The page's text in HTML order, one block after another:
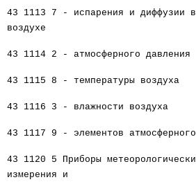
43 1113 7 - испарения и диффузии
воздухе
43 1114 2 - атмосферного давления
43 1115 8 - температуры воздуха
43 1116 3 - влажности воздуха
43 1117 9 - элементов
43 1120 5 Приборы
измерения и